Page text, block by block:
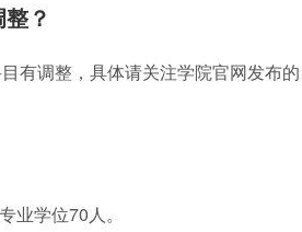
？
有调整，具体请关注学院官网发布
业学位70人。